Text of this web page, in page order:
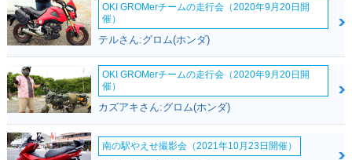
OKI GROMerチームの走行会（2020年9月20日開
催）
テルさん:グロム(ホンダ)
OKI GROMerチームの走行会（2020年9月20日開
催）
カズアキさん:グロム(ホンダ)
南の駅やえせ撮影会（2021年10月23日開催）